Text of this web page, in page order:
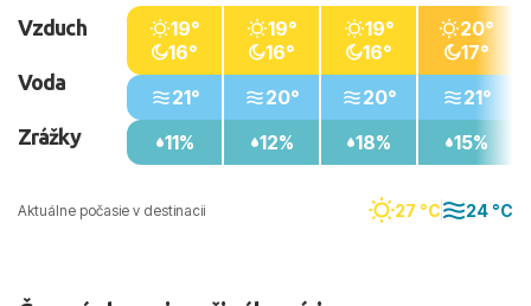
Aktuálne počasie v destinacii 27 °C 24 °C
Vzduch
Voda
Zrážky
19°
16°
21°
11%
19°
16°
20°
12%
19°
16°
20°
18%
20°
17°
21°
15%